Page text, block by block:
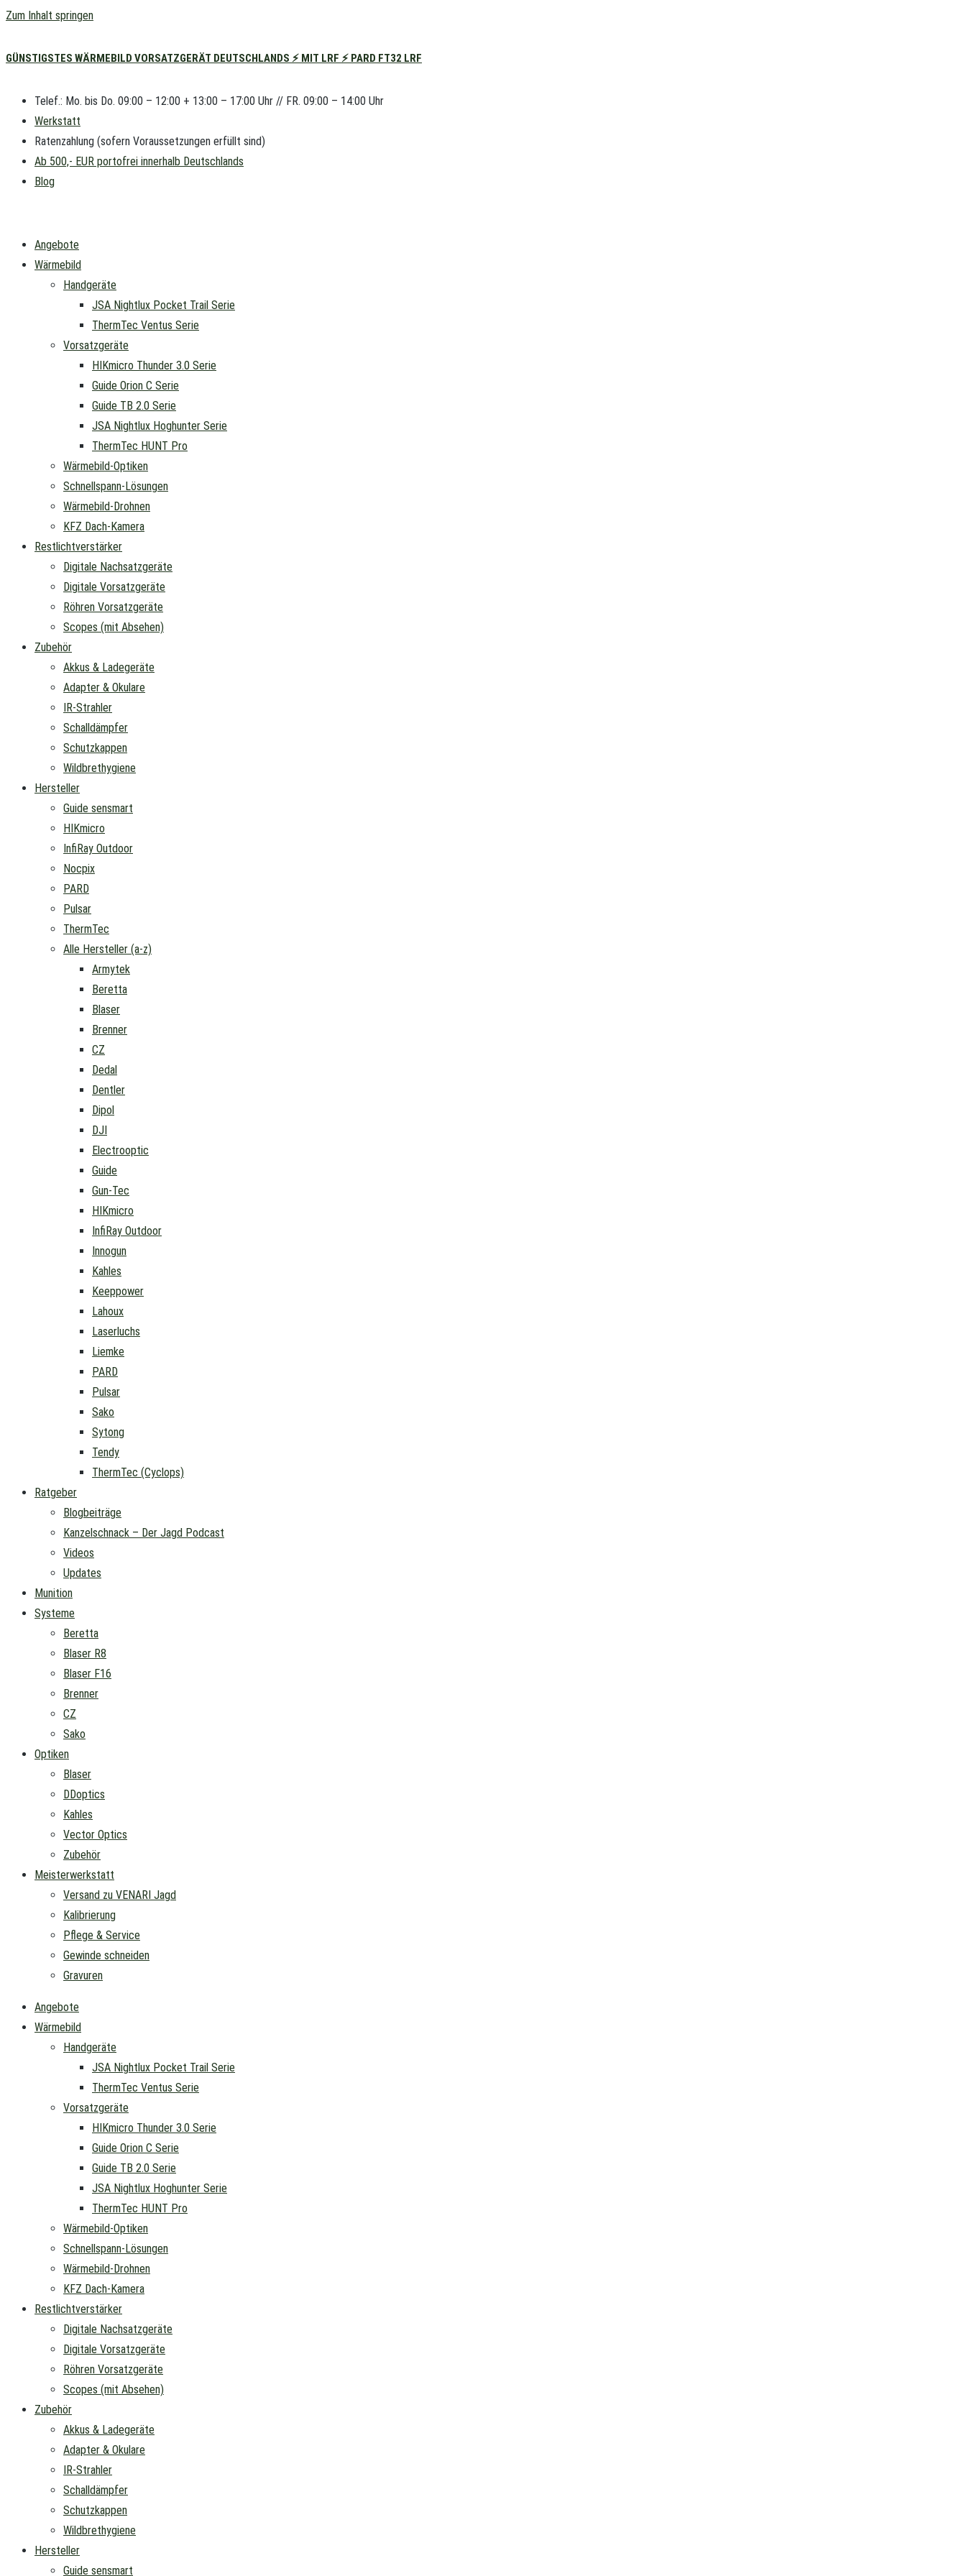
Zum Inhalt springen
GÜNSTIGSTES WÄRMEBILD VORSATZGERÄT DEUTSCHLANDS ⚡ MIT LRF ⚡ PARD FT32 LRF
Telef.: Mo. bis Do. 09:00 – 12:00 + 13:00 – 17:00 Uhr // FR. 09:00 – 14:00 Uhr
Werkstatt
Ratenzahlung (sofern Voraussetzungen erfüllt sind)
Ab 500,- EUR portofrei innerhalb Deutschlands
Blog
Angebote
Wärmebild
Handgeräte
JSA Nightlux Pocket Trail Serie
ThermTec Ventus Serie
Vorsatzgeräte
HIKmicro Thunder 3.0 Serie
Guide Orion C Serie
Guide TB 2.0 Serie
JSA Nightlux Hoghunter Serie
ThermTec HUNT Pro
Wärmebild-Optiken
Schnellspann-Lösungen
Wärmebild-Drohnen
KFZ Dach-Kamera
Restlichtverstärker
Digitale Nachsatzgeräte
Digitale Vorsatzgeräte
Röhren Vorsatzgeräte
Scopes (mit Absehen)
Zubehör
Akkus & Ladegeräte
Adapter & Okulare
IR-Strahler
Schalldämpfer
Schutzkappen
Wildbrethygiene
Hersteller
Guide sensmart
HIKmicro
InfiRay Outdoor
Nocpix
PARD
Pulsar
ThermTec
Alle Hersteller (a-z)
Armytek
Beretta
Blaser
Brenner
CZ
Dedal
Dentler
Dipol
DJI
Electrooptic
Guide
Gun-Tec
HIKmicro
InfiRay Outdoor
Innogun
Kahles
Keeppower
Lahoux
Laserluchs
Liemke
PARD
Pulsar
Sako
Sytong
Tendy
ThermTec (Cyclops)
Ratgeber
Blogbeiträge
Kanzelschnack – Der Jagd Podcast
Videos
Updates
Munition
Systeme
Beretta
Blaser R8
Blaser F16
Brenner
CZ
Sako
Optiken
Blaser
DDoptics
Kahles
Vector Optics
Zubehör
Meisterwerkstatt
Versand zu VENARI Jagd
Kalibrierung
Pflege & Service
Gewinde schneiden
Gravuren
Angebote
Wärmebild
Handgeräte
JSA Nightlux Pocket Trail Serie
ThermTec Ventus Serie
Vorsatzgeräte
HIKmicro Thunder 3.0 Serie
Guide Orion C Serie
Guide TB 2.0 Serie
JSA Nightlux Hoghunter Serie
ThermTec HUNT Pro
Wärmebild-Optiken
Schnellspann-Lösungen
Wärmebild-Drohnen
KFZ Dach-Kamera
Restlichtverstärker
Digitale Nachsatzgeräte
Digitale Vorsatzgeräte
Röhren Vorsatzgeräte
Scopes (mit Absehen)
Zubehör
Akkus & Ladegeräte
Adapter & Okulare
IR-Strahler
Schalldämpfer
Schutzkappen
Wildbrethygiene
Hersteller
Guide sensmart